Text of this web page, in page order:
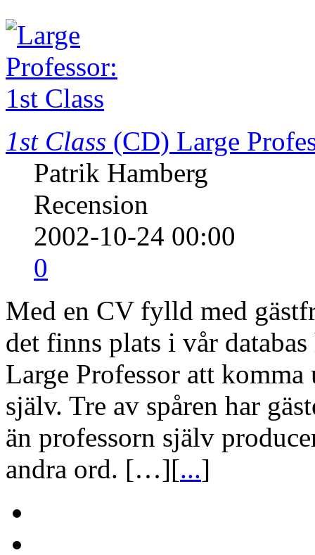
1st Class (CD) Large
Patrik Hamberg
Recension
2002-10-24 00:00
0
Med en CV fylld med
det finns plats i vår
Large Professor att
själv. Tre av spåren har
än professorn själv
andra ord. […][...]